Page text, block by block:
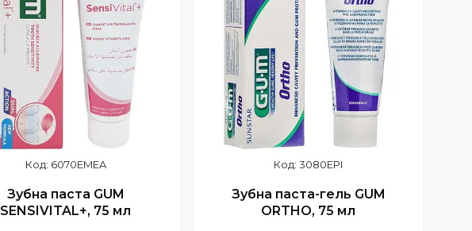
6070EMEA
Зубна паста GUM
SENSIVITAL+, 75 мл
3080EPI
Зубна паста-гель GUM
ORTHO, 75 мл